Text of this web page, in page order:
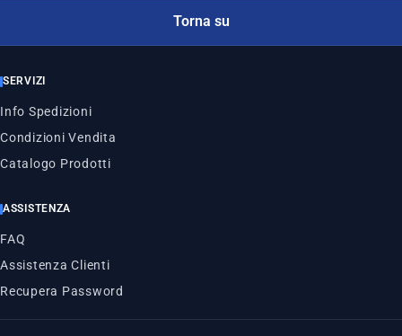
Torna su
SERVIZI
Info Spedizioni
Condizioni Vendita
Catalogo Prodotti
ASSISTENZA
FAQ
Assistenza Clienti
Recupera Password